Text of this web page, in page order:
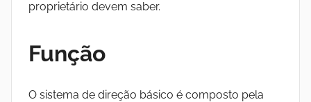
proprietário devem saber.
Função
O sistema de direção básico é composto pela